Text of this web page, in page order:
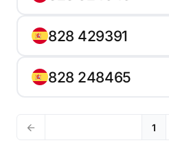
828 429391
828 248465
1